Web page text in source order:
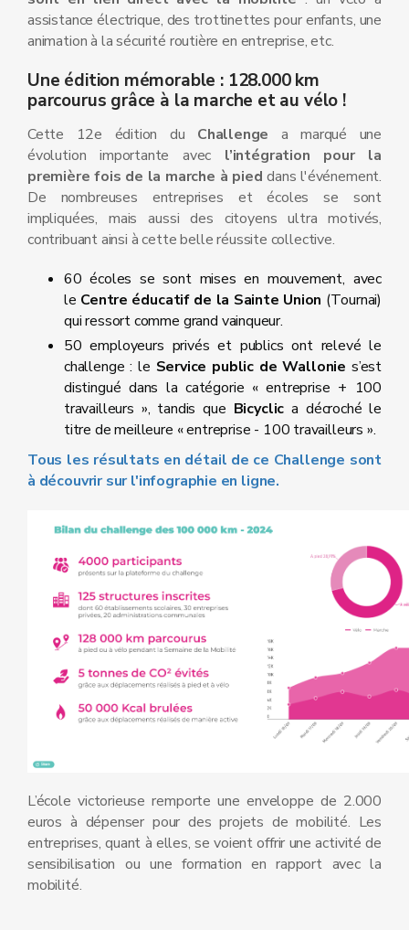
assistance électrique, des trottinettes pour enfants, une
animation à la sécurité routière en entreprise, etc.
Une édition mémorable : 128.000 km
parcourus grâce à la marche et au vélo !
Cette 12e édition du Challenge a marqué une
évolution importante avec l’intégration pour la
première fois de la marche à pieddans l'événement.
De nombreuses entreprises et écoles se sont
impliquées, mais aussi des citoyens ultra motivés,
contribuant ainsi à cette belle réussite collective.
60 écoles se sont mises en mouvement, avec
le Centre éducatif de la Sainte Union (Tournai)
qui ressort comme grand vainqueur.
50 employeurs privés et publics ont relevé le
challenge : le Service public de Wallonie s’est
distingué dans la catégorie « entreprise + 100
travailleurs », tandis que Bicyclica décroché le
titre de meilleure « entreprise - 100 travailleurs ».
Tous les résultats en détail de ce Challenge sont
à découvrir sur l'infographie en ligne.
L’école victorieuse remporte une enveloppe de 2.000
euros à dépenser pour des projets de mobilité. Les
entreprises, quant à elles, se voient offrir une activité de
sensibilisation ou une formation en rapport avec la
mobilité.